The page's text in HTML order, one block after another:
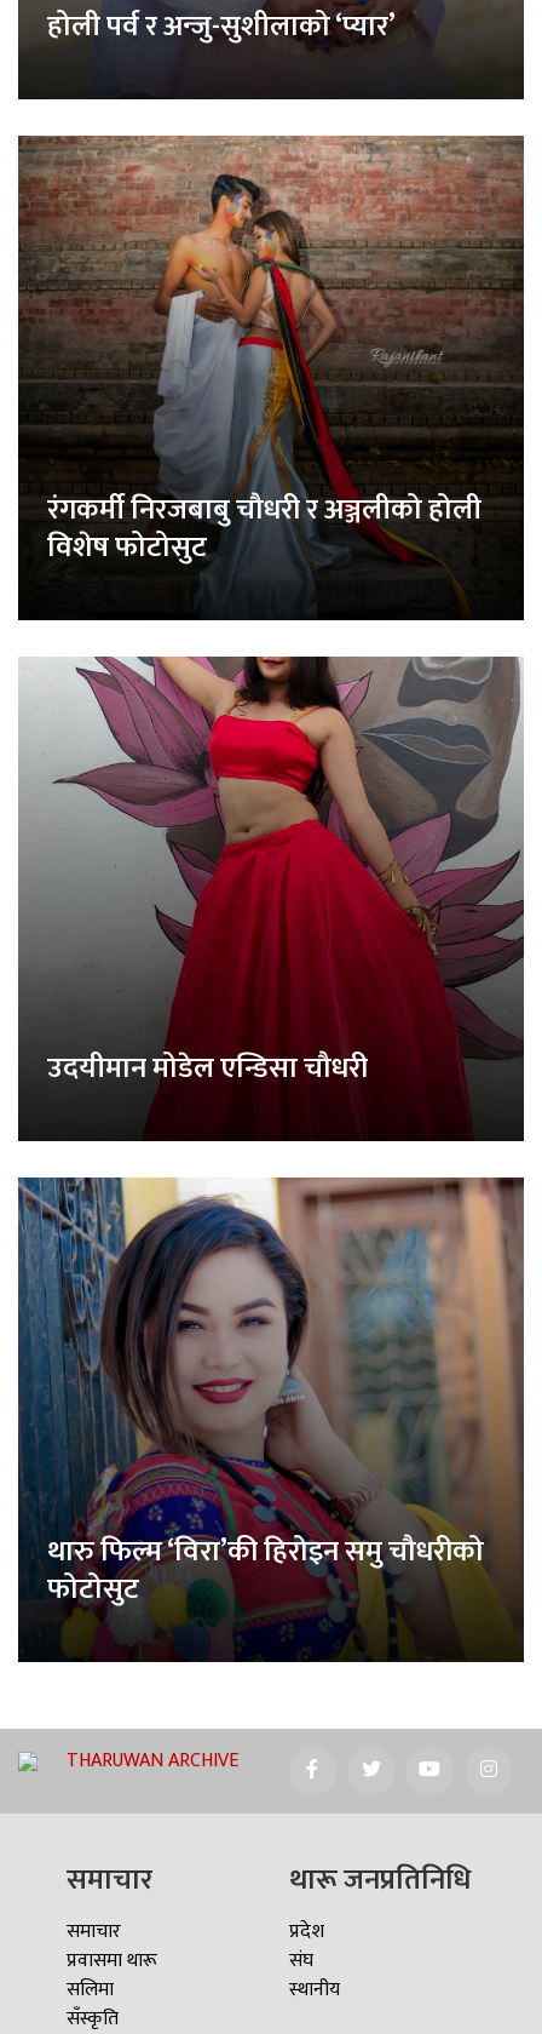
होली पर्व र अन्जु-सुशीलाको ‘प्यार’
रंगकर्मी निरजबाबु चौधरी र अञ्जलीको होली
विशेष फोटोसुट
उदयीमान मोडेल एन्डिसा चौधरी
थारु फिल्म ‘विरा’की हिरोइन समु चौधरीको
फोटोसुट
THARUWAN ARCHIVE
समाचार
समाचार
प्रवासमा थारू
सलिमा
सँस्कृति
थारू जनप्रतिनिधि
प्रदेश
संघ
स्थानीय